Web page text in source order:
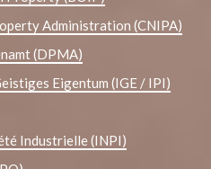
Administration (CNIPA)
(DPMA)
Eigentum (IGE / IPI)
Industrielle (INPI)